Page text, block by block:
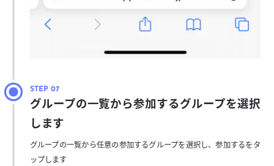
グループの一覧から参加するグループを選択
します
グループの一覧から任意の参加するグループを選択し、参加するをタ
ップします